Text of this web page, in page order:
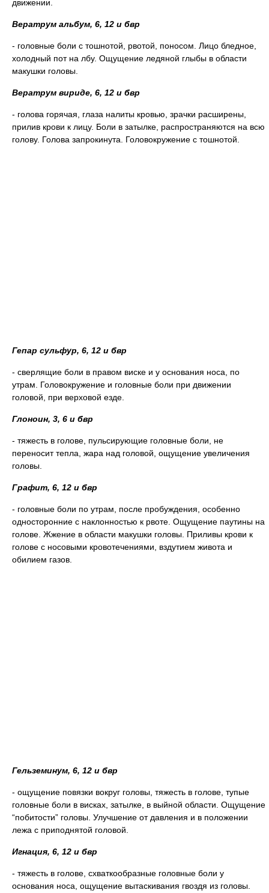
движении.
Вератрум альбум, 6, 12 и бвр
- головные боли с тошнотой, рвотой, поносом. Лицо бледное,
холодный пот на лбу. Ощущение ледяной глыбы в области
макушки головы.
Вератрум вириде, 6, 12 и бвр
- голова горячая, глаза налиты кровью, зрачки расширены,
прилив крови к лицу. Боли в затылке, распространяются на всю
голову. Голова запрокинута. Головокружение с тошнотой.
Гепар сульфур, 6, 12 и бвр
- сверлящие боли в правом виске и у основания носа, по
утрам. Головокружение и головные боли при движении
головой, при верховой езде.
Глоноин, 3, 6 и бвр
- тяжесть в голове, пульсирующие головные боли, не
переносит тепла, жара над головой, ощущение увеличения
головы.
Графит, 6, 12 и бвр
- головные боли по утрам, после пробуждения, особенно
односторонние с наклонностью к рвоте. Ощущение паутины на
голове. Жжение в области макушки головы. Приливы крови к
голове с носовыми кровотечениями, вздутием живота и
обилием газов.
Гельземинум, 6, 12 и бвр
- ощущение повязки вокруг головы, тяжесть в голове, тупые
головные боли в висках, затылке, в выйной области. Ощущение
“побитости” головы. Улучшение от давления и в положении
лежа с приподнятой головой.
Игнация, 6, 12 и бвр
- тяжесть в голове, схваткообразные головные боли у
основания носа, ощущение вытаскивания гвоздя из головы.